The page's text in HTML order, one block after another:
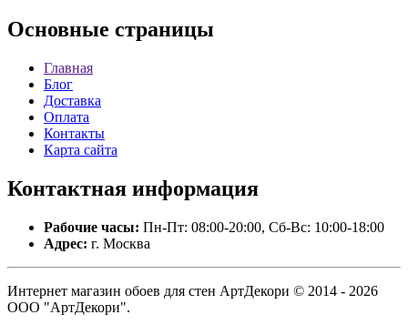
Основные страницы
Главная
Блог
Доставка
Оплата
Контакты
Карта сайта
Контактная информация
Рабочие часы: Пн-Пт: 08:00-20:00, Сб-Вс: 10:00-18:00
Адрес: г. Москва
Интернет магазин обоев для стен АртДекори © 2014 - 2026
ООО "АртДекори".